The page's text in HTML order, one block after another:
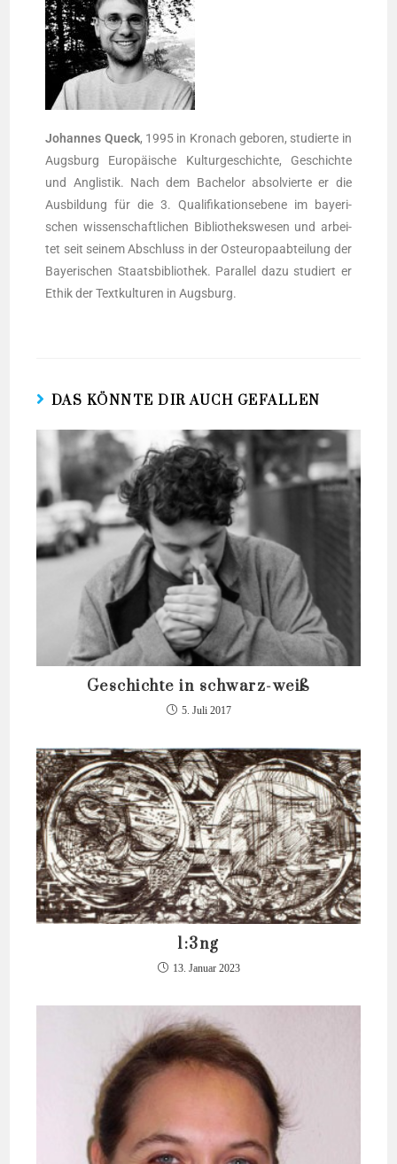
Johan­nes Queck, 1995 in Kro­nach gebo­ren, stu­dier­te in
Augs­burg Euro­päi­sche Kul­tur­ge­schich­te, Geschich­te
und Anglis­tik. Nach dem Bache­lor absol­vier­te er die
Aus­bil­dung für die 3. Qua­li­fi­ka­ti­ons­ebe­ne im baye­ri­
schen wis­sen­schaft­li­chen Biblio­theks­we­sen und arbei­
tet seit sei­nem Abschluss in der Ost­eu­ro­pa­ab­tei­lung der
Baye­ri­schen Staats­bi­blio­thek. Par­al­lel dazu stu­diert er
Ethik der Text­kul­tu­ren in Augsburg.
DAS KÖNNTE DIR AUCH GEFALLEN
Geschichte in schwarz-weiß
5. Juli 2017
1:3ng
13. Januar 2023